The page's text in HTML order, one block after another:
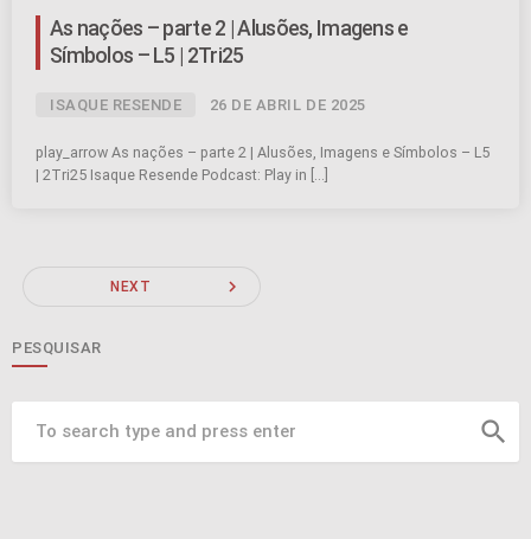
As nações – parte 2 | Alusões, Imagens e
Símbolos – L5 | 2Tri25
ISAQUE RESENDE 26 DE ABRIL DE 2025
play_arrow As nações – parte 2 | Alusões, Imagens e Símbolos – L5
| 2Tri25 Isaque Resende Podcast: Play in […]
NEXT navigate_next
PESQUISAR
search